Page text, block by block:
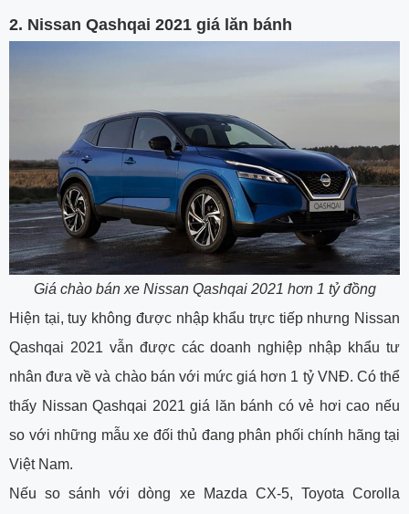
2. Nissan Qashqai 2021 giá lăn bánh
Giá chào bán xe Nissan Qashqai 2021 hơn 1 tỷ đồng
Hiện tại, tuy không được nhập khẩu trực tiếp nhưng Nissan
Qashqai 2021 vẫn được các doanh nghiệp nhập khẩu tư
nhân đưa về và chào bán với mức giá hơn 1 tỷ VNĐ. Có thể
thấy Nissan Qashqai 2021 giá lăn bánh có vẻ hơi cao nếu
so với những mẫu xe đối thủ đang phân phối chính hãng tại
Việt Nam.
Nếu so sánh với dòng xe Mazda CX-5, Toyota Corolla